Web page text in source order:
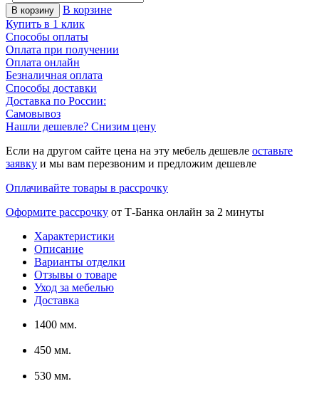
В корзину
В корзине
Купить в 1 клик
Способы оплаты
Оплата при получении
Оплата онлайн
Безналичная оплата
Способы доставки
Доставка по России:
Самовывоз
Нашли дешевле? Снизим цену
Если на другом сайте цена на эту мебель дешевле оставьте
заявку и мы вам перезвоним и предложим дешевле
Оплачивайте товары в рассрочку
Оформите рассрочку от Т-Банка онлайн за 2 минуты
Характеристики
Описание
Варианты отделки
Отзывы о товаре
Уход за мебелью
Доставка
1400 мм.
450 мм.
530 мм.